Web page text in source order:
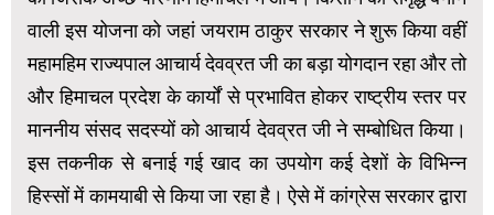
वाली इस योजना को जहां जयराम ठाकुर सरकार ने शुरू किया वहीं
महामहिम राज्यपाल आचार्य देवव्रत जी का बड़ा योगदान रहा और तो
और हिमाचल प्रदेश के कार्यों से प्रभावित होकर राष्ट्रीय स्तर पर
माननीय संसद सदस्यों को आचार्य देवव्रत जी ने सम्बोधित किया।
इस तकनीक से बनाई गई खाद का उपयोग कई देशों के विभिन्न
हिस्सों में कामयाबी से किया जा रहा है। ऐसे में कांग्रेस सरकार द्वारा